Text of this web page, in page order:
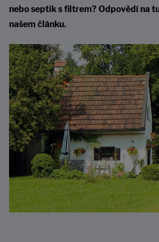
nebo septik s filtrem? Odpovědí na
našem článku.